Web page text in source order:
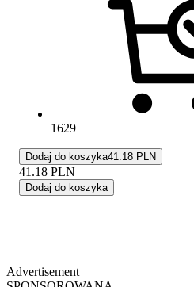
1629
Dodaj do koszyka41.18 PLN
41.18 PLN
Dodaj do koszyka
Advertisement